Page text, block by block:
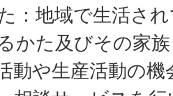
：地域で生活さ
かた及びその家族
動や生産活動の